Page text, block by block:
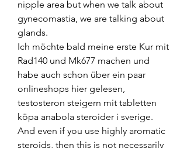
nipple area but when we talk about
gynecomastia, we are talking about
glands.
Ich möchte bald meine erste Kur mit
Rad140 und Mk677 machen und
habe auch schon über ein paar
onlineshops hier gelesen,
testosteron steigern mit tabletten
köpa anabola steroider i sverige.
And even if you use highly aromatic
steroids, then this is not necessarily